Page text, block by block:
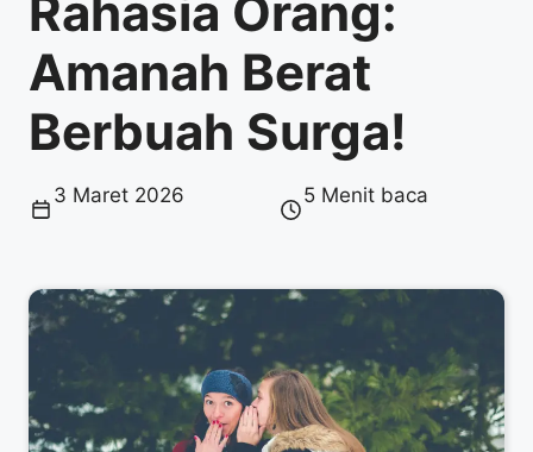
Rahasia Orang:
Amanah Berat
Berbuah Surga!
3 Maret 2026 5 Menit baca